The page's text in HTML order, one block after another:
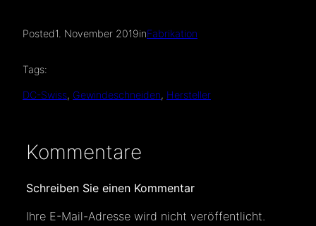
Posted1. November 2019inFabrikation
Tags:
DC-Swiss, Gewindeschneiden, Hersteller
Kommentare
Schreiben Sie einen Kommentar
Ihre E-Mail-Adresse wird nicht veröffentlicht.